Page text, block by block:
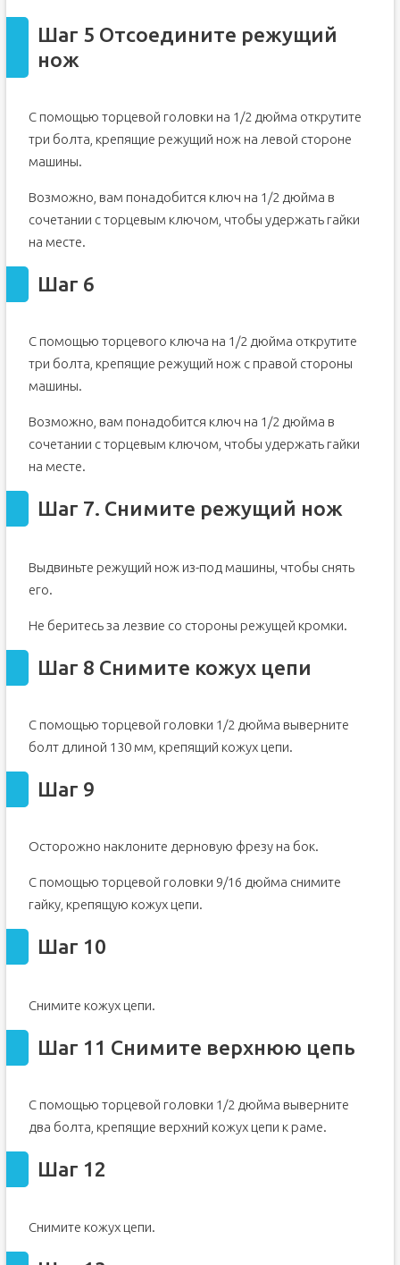
Шаг 5 Отсоедините режущий
нож
С помощью торцевой головки на 1/2 дюйма открутите
три болта, крепящие режущий нож на левой стороне
машины.
Возможно, вам понадобится ключ на 1/2 дюйма в
сочетании с торцевым ключом, чтобы удержать гайки
на месте.
Шаг 6
С помощью торцевого ключа на 1/2 дюйма открутите
три болта, крепящие режущий нож с правой стороны
машины.
Возможно, вам понадобится ключ на 1/2 дюйма в
сочетании с торцевым ключом, чтобы удержать гайки
на месте.
Шаг 7. Снимите режущий нож
Выдвиньте режущий нож из-под машины, чтобы снять
его.
Не беритесь за лезвие со стороны режущей кромки.
Шаг 8 Снимите кожух цепи
С помощью торцевой головки 1/2 дюйма выверните
болт длиной 130 мм, крепящий кожух цепи.
Шаг 9
Осторожно наклоните дерновую фрезу на бок.
С помощью торцевой головки 9/16 дюйма снимите
гайку, крепящую кожух цепи.
Шаг 10
Снимите кожух цепи.
Шаг 11 Снимите верхнюю цепь
С помощью торцевой головки 1/2 дюйма выверните
два болта, крепящие верхний кожух цепи к раме.
Шаг 12
Снимите кожух цепи.